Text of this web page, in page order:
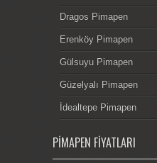
Dragos Pimapen
Erenköy Pimapen
Gülsuyu Pimapen
Güzelyalı Pimapen
İdealtepe Pimapen
PIMAPEN FIYATLARI